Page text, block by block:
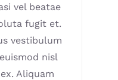
vel beatae
fugit et.
vestibulum
nisl
Aliquam